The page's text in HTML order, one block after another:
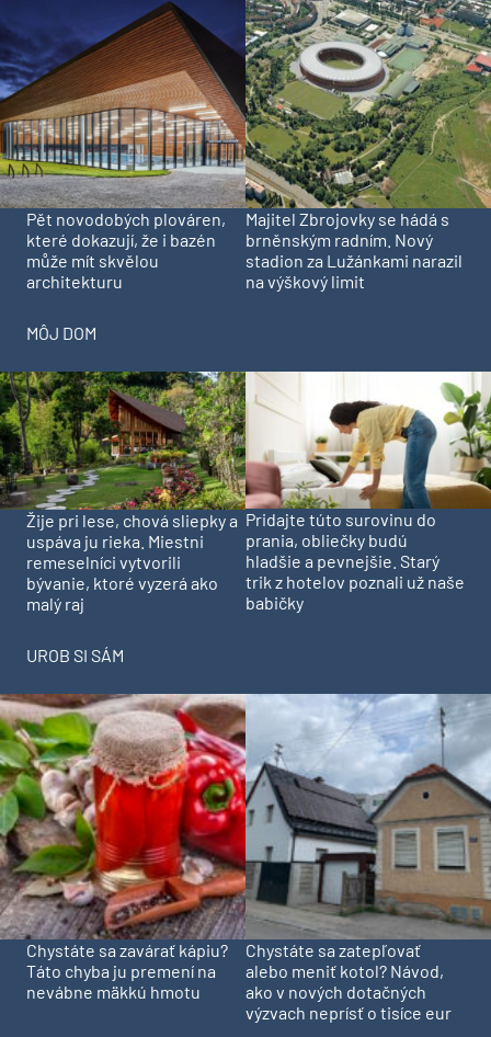
Pět novodobých plováren,
které dokazují, že i bazén
může mít skvělou
architekturu
Majitel Zbrojovky se hádá s
brněnským radním. Nový
stadion za Lužánkami narazil
na výškový limit
MÔJ DOM
Žije pri lese, chová sliepky a
uspáva ju rieka. Miestni
remeselníci vytvorili
bývanie, ktoré vyzerá ako
malý raj
Pridajte túto surovinu do
prania, obliečky budú
hladšie a pevnejšie. Starý
trik z hotelov poznali už naše
babičky
UROB SI SÁM
Chystáte sa zavárať kápiu?
Táto chyba ju premení na
nevábne mäkkú hmotu
Chystáte sa zatepľovať
alebo meniť kotol? Návod,
ako v nových dotačných
výzvach neprísť o tisíce eur